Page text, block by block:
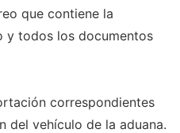
que contiene la
y todos los documentos
correspondientes
del vehículo de la aduana.